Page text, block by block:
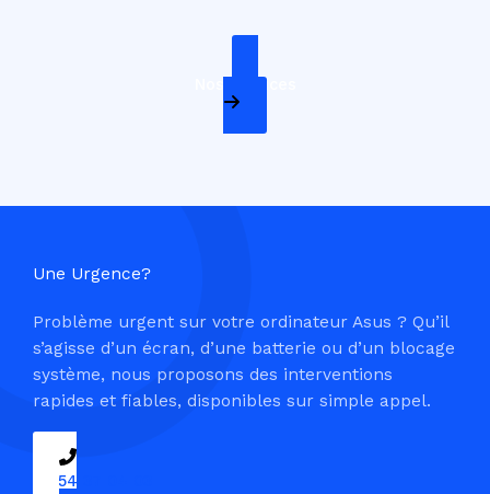
Nos Services
Une Urgence?
Problème urgent sur votre ordinateur Asus ? Qu’il
s’agisse d’un écran, d’une batterie ou d’un blocage
système, nous proposons des interventions
rapides et fiables, disponibles sur simple appel.
09 54 37 04 03